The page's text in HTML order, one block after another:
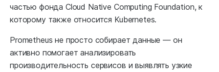
частью фонда Cloud Native Computing Foundation, к
которому также относится Kubernetes.
Prometheus не просто собирает данные — он
активно помогает анализировать
производительность сервисов и выявлять узкие